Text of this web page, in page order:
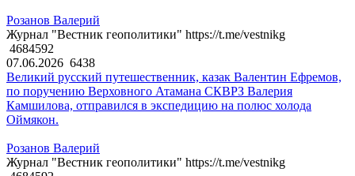
Розанов Валерий
Журнал "Вестник геополитики" https://t.me/vestnikg
4684592
07.06.2026 6438
Великий русский путешественник, казак Валентин Ефремов,
по поручению Верховного Атамана СКВРЗ Валерия
Камшилова, отправился в экспедицию на полюс холода
Оймякон.
Розанов Валерий
Журнал "Вестник геополитики" https://t.me/vestnikg